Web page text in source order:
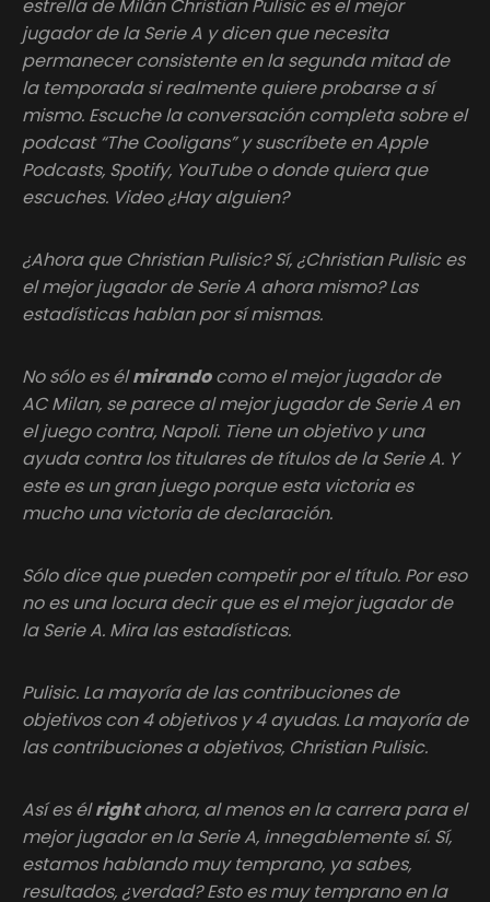
estrella de Milán Christian Pulisic es el mejor
jugador de la Serie A y dicen que necesita
permanecer consistente en la segunda mitad de
la temporada si realmente quiere probarse a sí
mismo. Escuche la conversación completa sobre el
podcast “The Cooligans” y suscríbete en Apple
Podcasts, Spotify, YouTube o donde quiera que
escuches. Video ¿Hay alguien?
¿Ahora que Christian Pulisic? Sí, ¿Christian Pulisic es
el mejor jugador de Serie A ahora mismo? Las
estadísticas hablan por sí mismas.
No sólo es élmirandocomo el mejor jugador de
AC Milan, se parece al mejor jugador de Serie A en
el juego contra, Napoli. Tiene un objetivo y una
ayuda contra los titulares de títulos de la Serie A. Y
este es un gran juego porque esta victoria es
mucho una victoria de declaración.
Sólo dice que pueden competir por el título. Por eso
no es una locura decir que es el mejor jugador de
la Serie A. Mira las estadísticas.
Pulisic. La mayoría de las contribuciones de
objetivos con 4 objetivos y 4 ayudas. La mayoría de
las contribuciones a objetivos, Christian Pulisic.
Así es élrightahora, al menos en la carrera para el
mejor jugador en la Serie A, innegablemente sí. Sí,
estamos hablando muy temprano, ya sabes,
resultados, ¿verdad? Esto es muy temprano en la